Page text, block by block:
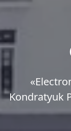
Kondratyuk